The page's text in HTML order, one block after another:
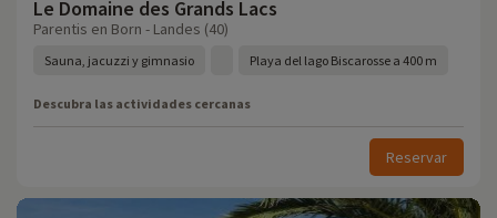
Le Domaine des Grands Lacs
Parentis en Born - Landes (40)
Sauna, jacuzzi y gimnasio Playa del lago Biscarosse a 400 m
Descubra las actividades cercanas
Reservar